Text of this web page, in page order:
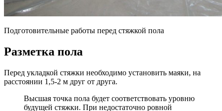
Подготовительные работы перед стяжкой пола
Разметка пола
Перед укладкой стяжки необходимо установить маяки, на
расстоянии 1,5-2 м друг от друга.
Высшая точка пола будет соответствовать уровню
будущей стяжки. При недостаточно ровной